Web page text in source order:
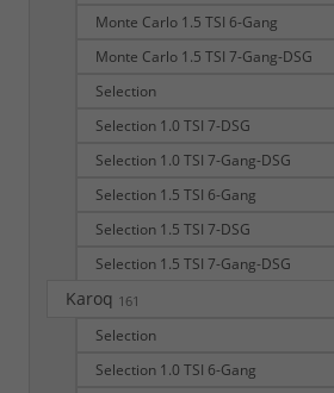
Monte Carlo 1.5 TSI 6-Gang
Monte Carlo 1.5 TSI 7-Gang-DSG
Selection
Selection 1.0 TSI 7-DSG
Selection 1.0 TSI 7-Gang-DSG
Selection 1.5 TSI 6-Gang
Selection 1.5 TSI 7-DSG
Selection 1.5 TSI 7-Gang-DSG
Karoq 161
Selection
Selection 1.0 TSI 6-Gang